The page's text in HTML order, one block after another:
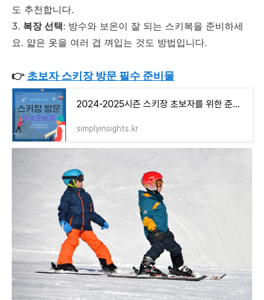
도 추천합니다.
3. 복장 선택: 방수와 보온이 잘 되는 스키복을 준비하세
요. 얇은 옷을 여러 겹 껴입는 것도 방법입니다.
👉 초보자 스키장 방문 필수 준비물
2024-2025시즌 스키장 초보자를 위한 준비물 꿀팁 완벽 정리
simplyinsights.kr